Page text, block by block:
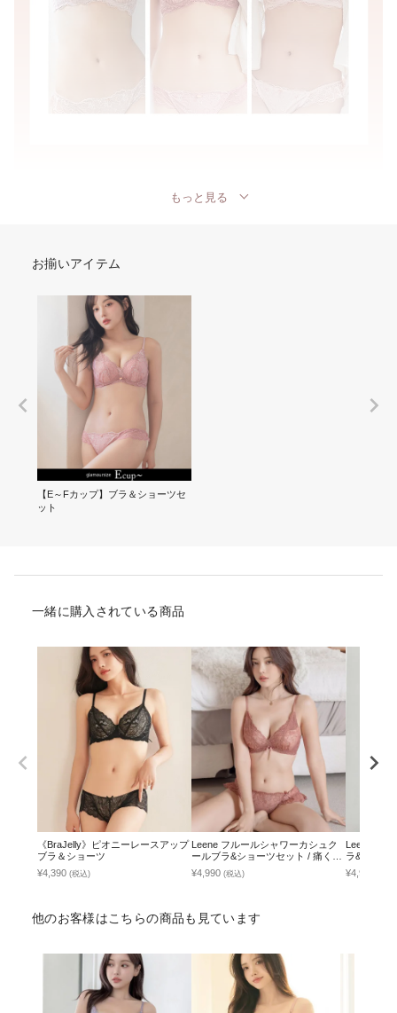
もっと見る
お揃いアイテム
【E～Fカップ】ブラ＆ショーツセ
ット
一緒に購入されている商品
《BraJelly》ピオニーレースアップ
ブラ＆ショーツ
¥4,390 (税込)
Leene フルールシャワーカシュク
ールブラ&ショーツセット / 痛くな
い脇高谷間ブラ
¥4,990 (税込)
Leene セ
ラ&ショー
¥4,990
他のお客様はこちらの商品も見ています